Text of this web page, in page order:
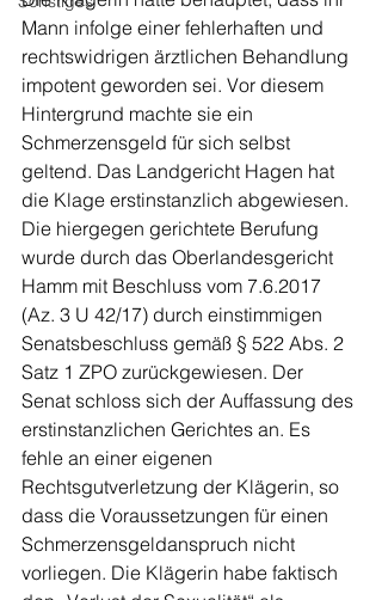
Mann infolge einer fehlerhaften und
rechtswidrigen ärztlichen Behandlung
impotent geworden sei. Vor diesem
Hintergrund machte sie ein
Schmerzensgeld für sich selbst
geltend. Das Landgericht Hagen hat
die Klage erstinstanzlich abgewiesen.
Die hiergegen gerichtete Berufung
wurde durch das Oberlandesgericht
Hamm mit Beschluss vom 7.6.2017
(Az. 3 U 42/17) durch einstimmigen
Senatsbeschluss gemäß § 522 Abs. 2
Satz 1 ZPO zurückgewiesen. Der
Senat schloss sich der Auffassung des
erstinstanzlichen Gerichtes an. Es
fehle an einer eigenen
Rechtsgutverletzung der Klägerin, so
dass die Voraussetzungen für einen
Schmerzensgeldanspruch nicht
vorliegen. Die Klägerin habe faktisch